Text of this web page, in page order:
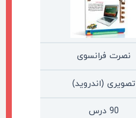
نصرت فرانسوی
تصویری (اندروید)
90 درس